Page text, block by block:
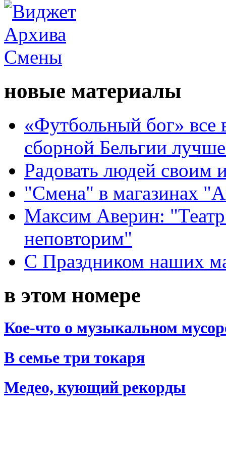
новые материалы
«Футбольный бог» все
сборной Бельгии
Радовать людей своим
"Смена" в магазинах
Максим Аверин:
неповторим"
С Праздником наших
в этом номере
Кое-что о музыкальном
В семье три токаря
Медео, кующий рекорды